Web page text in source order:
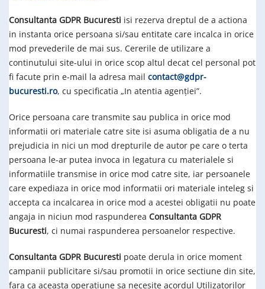
Consultanta GDPR Bucuresti isi rezerva dreptul de a actiona
in instanta orice persoana si/sau entitate care incalca in orice
mod prevederile de mai sus. Cererile de utilizare a
continutului site-ului in orice scop altul decat cel personal pot
fi facute prin e-mail la adresa mail contact@gdpr-
bucuresti.ro, cu specificatia „In atentia agenției”.
Orice persoana care transmite sau publica in orice mod
informatii ori materiale catre site isi asuma obligatia de a nu
prejudicia in nici un mod drepturile de autor pe care o terta
persoana le-ar putea invoca in legatura cu materialele si
informatiile transmise in orice mod catre site, iar persoanele
care expediaza in orice mod informatii ori materiale inteleg si
accepta ca incalcarea in orice mod a acestei obligatii nu poate
angaja in niciun mod raspunderea Consultanta GDPR
Bucuresti, ci numai raspunderea persoanelor respective.
Consultanta GDPR Bucuresti poate derula in orice moment
campanii publicitare si/sau promotii in orice sectiune din site,
fara ca aceasta operatiune sa necesite acordul Utilizatorilor